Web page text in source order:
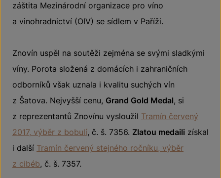
záštita Mezinárodní organizace pro víno
a vinohradnictví (OIV) se sídlem v Paříži.
Znovín uspěl na soutěži zejména se svými sladkými
víny. Porota složená z domácích i zahraničních
odborníků však uznala i kvalitu suchých vín
z Šatova. Nejvyšší cenu, Grand Gold Medal, si
z reprezentantů Znovínu vysloužil Tramín červený
2017, výběr z bobulí, č. š. 7356. Zlatou medaili získal
i další Tramín červený stejného ročníku, výběr
z cibéb, č. š. 7357.